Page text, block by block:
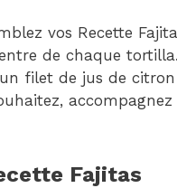
vos Recette
de chaque
filet de jus de
Fajitas